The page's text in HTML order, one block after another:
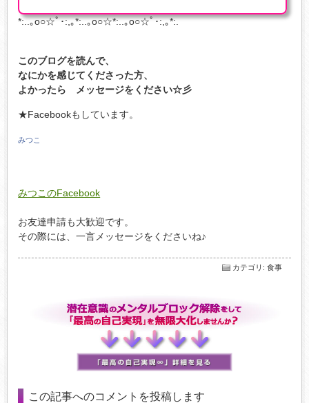
*:..｡o○☆ﾟ･:,｡*:..｡o○☆*:..｡o○☆ﾟ･:,｡*:.
このブログを読んで、
なにかを感じてくださった方、
よかったら メッセージをください☆彡
★Facebookもしています。
みつこ
みつこのFacebook
お友達申請も大歓迎です。
その際には、一言メッセージをくださいね♪
カテゴリ : 食事
この記事へのコメントを投稿します